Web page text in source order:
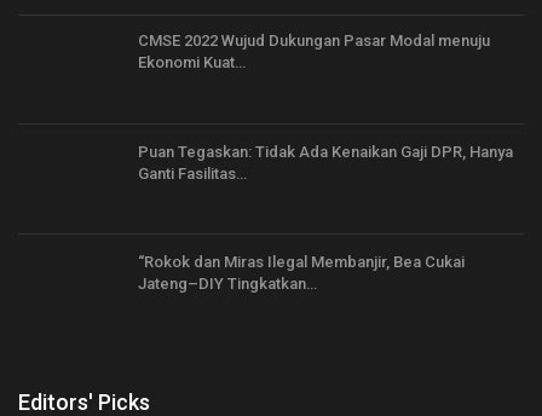
CMSE 2022 Wujud Dukungan Pasar Modal menuju
Ekonomi Kuat…
Puan Tegaskan: Tidak Ada Kenaikan Gaji DPR, Hanya
Ganti Fasilitas…
“Rokok dan Miras Ilegal Membanjir, Bea Cukai
Jateng–DIY Tingkatkan…
Editors' Picks